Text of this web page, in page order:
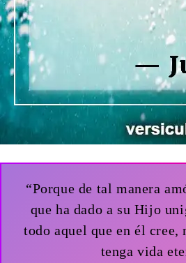
“Porque de tal manera
que ha dado a su Hijo
todo aquel que en él cree,
tenga vida